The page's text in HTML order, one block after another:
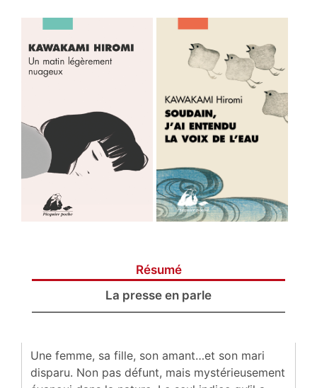
Résumé
La presse en parle
Une femme, sa fille, son amant…et son mari
disparu. Non pas défunt, mais mystérieusement